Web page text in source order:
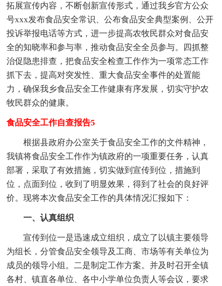
拓展宣传内容，不断创新宣传形式，通过我乡官方公众
号xxx发布食品安全常识、公布食品安全典型案例、公开
投诉举报电话等方式，进一步提高农牧民群众对食品安
全的知晓率和参与率，推动食品安全全员参与。四抓整
治促隐患排查，把食品安全检查工作作为一项常态工作
抓下去，提高对突发性、重大食品安全事件的处置能
力，确保我乡食品安全工作健康有序发展，切实守护农
牧民群众的健康。
食品安全工作自查报告5
根据县政府办公室关于食品安全工作的文件精神，
我镇将食品安全工作作为镇政府的一项重要任务，认真
部署，采取了有效措施，切实做到宣传到位，措施到
位，点面到位，收到了明显效果，得到了社会的良好评
价。现将本次食品安全工作的具体情况汇报如下：
一、认真组织
宣传到位一是迅速成立组织，成立了以镇主要领导
为组长，分管食品安全领导及工商、市场等有关单位为
成员的领导小组。二是制定工作方案。并及时召开全镇
各村、镇直各单位、各中小学单位负责人等会议，要求